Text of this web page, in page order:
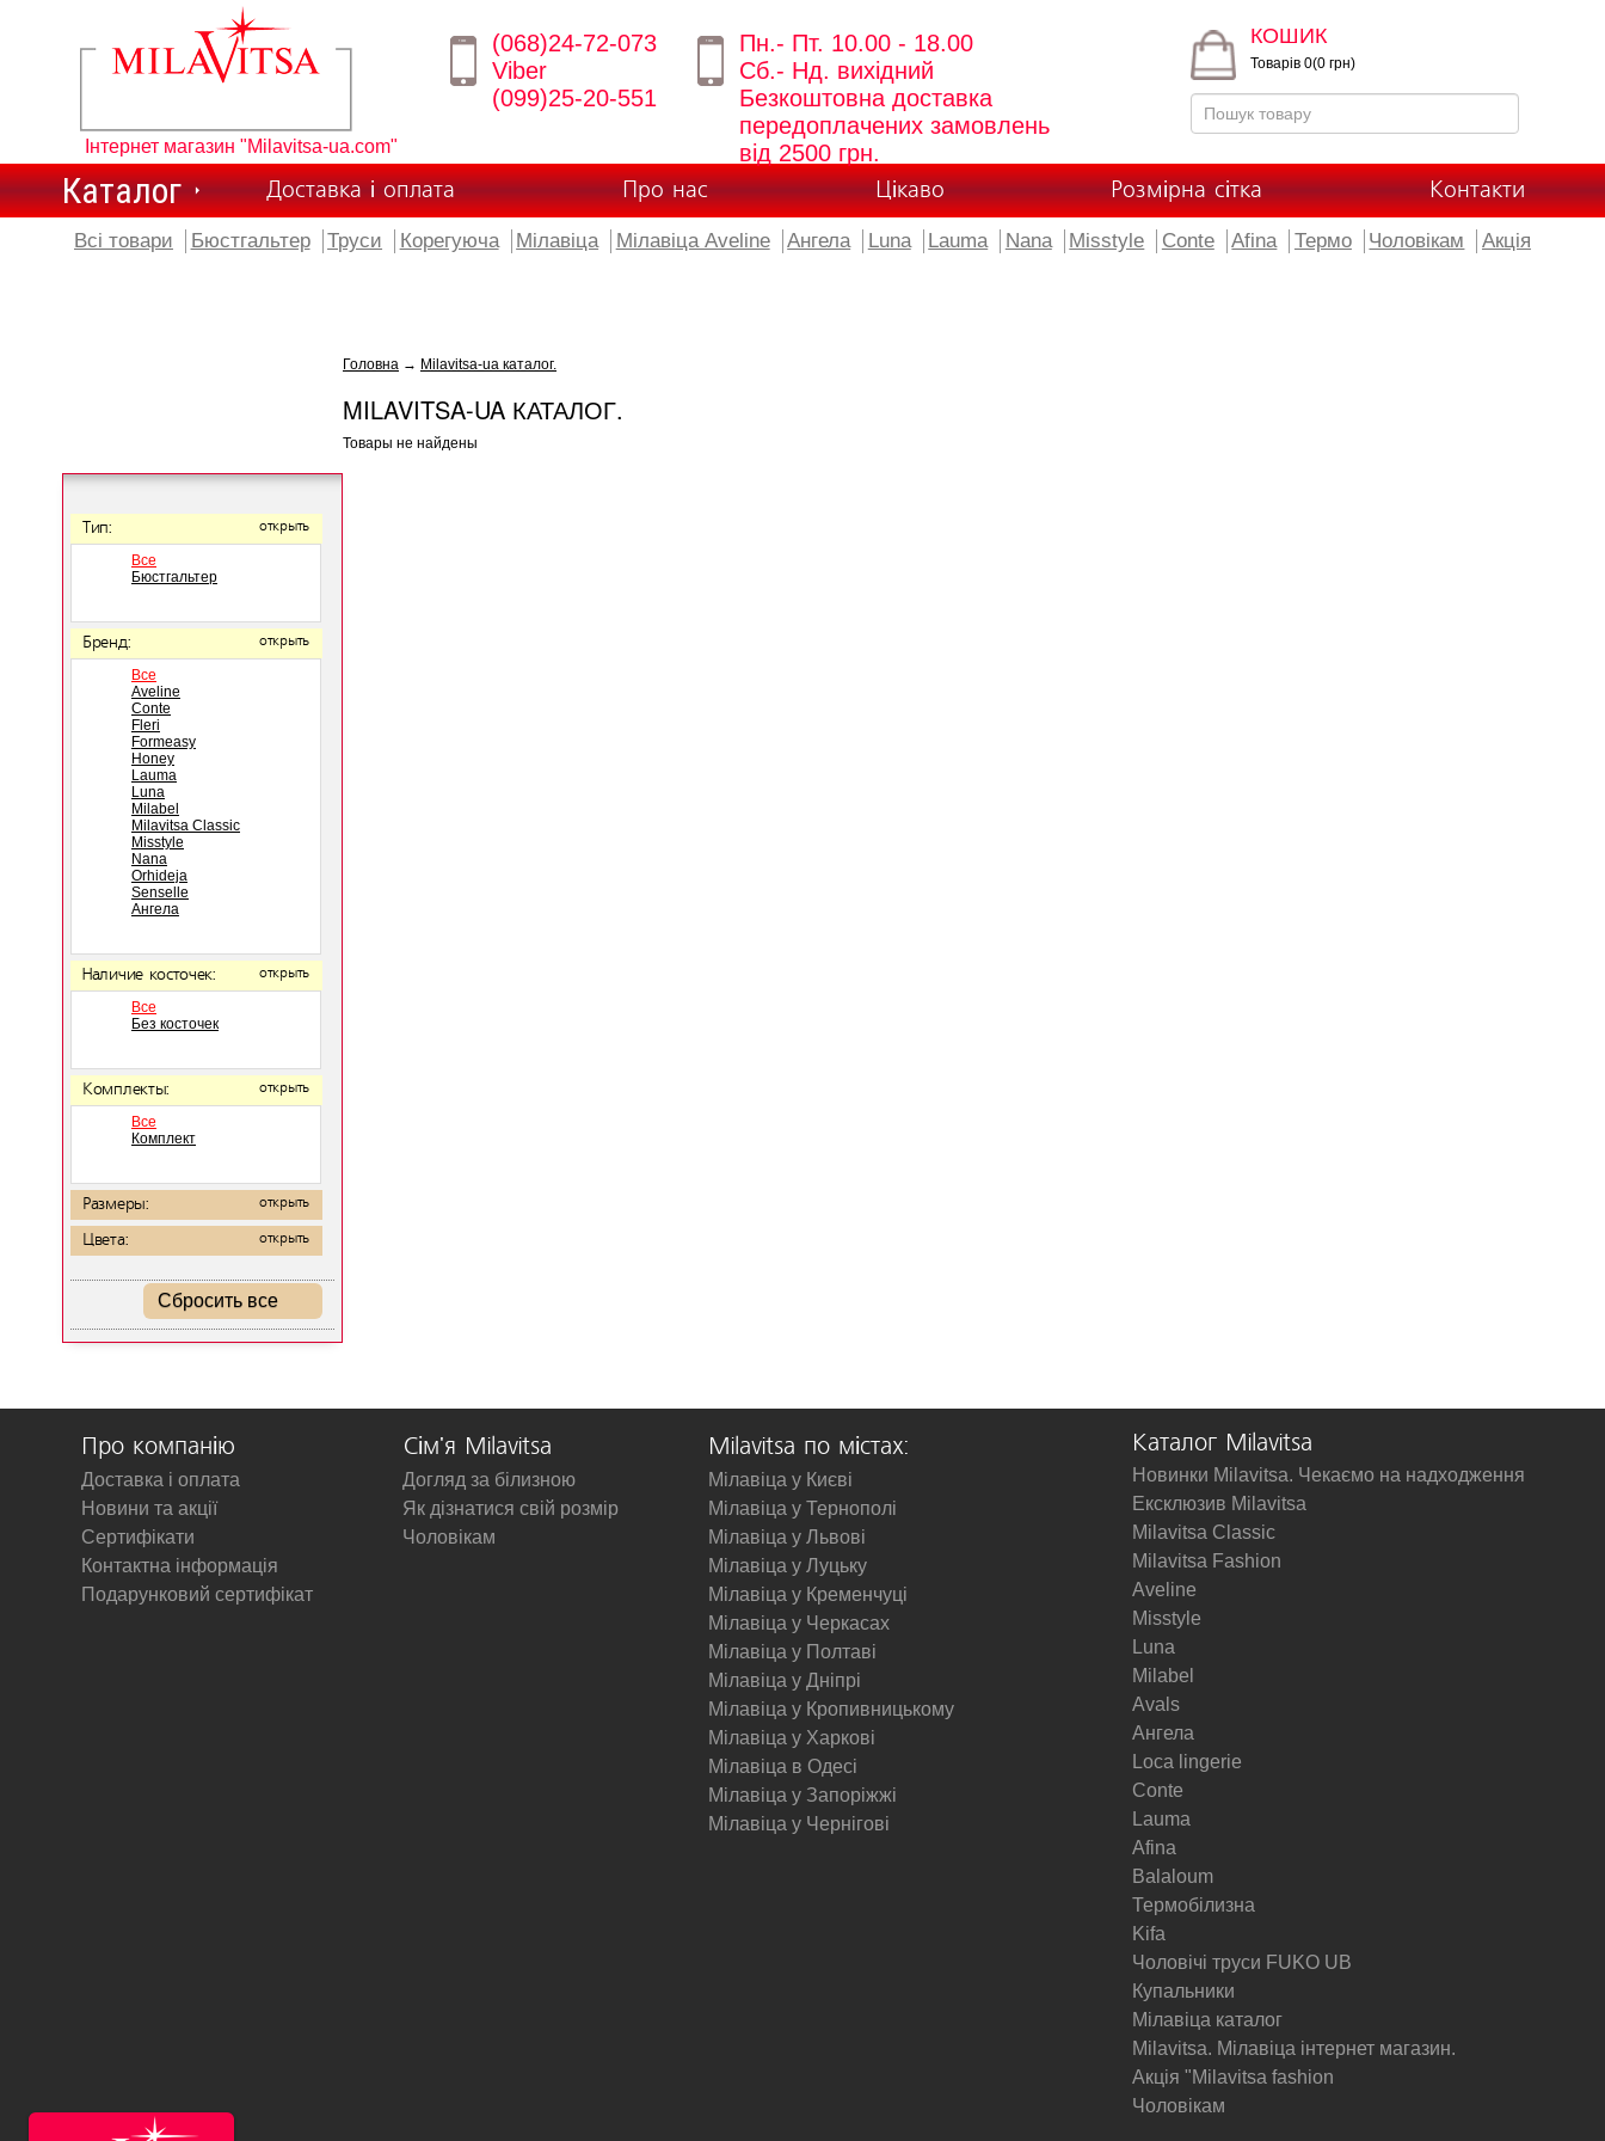
Інтернет магазин "Milavitsa-ua.com"
(068)24-72-073
Viber
(099)25-20-551
Пн.- Пт. 10.00 - 18.00
Сб.- Нд. вихідний
Безкоштовна доставка
передоплачених замовлень
від 2500 грн.
КОШИК
Товарів 0(0 грн)
Каталог Доставка і оплата Про нас Цікаво Розмірна сітка Контакти
Всі товари Бюстгальтер Труси Корегуюча Мілавіца Мілавіца Aveline Ангела Luna Lauma Nana Misstyle Conte Afina Термо Чоловікам Акція
Тип: открыть
Все
Бюстгальтер
Бренд: открыть
Все
Aveline
Conte
Fleri
Formeasy
Honey
Lauma
Luna
Milabel
Milavitsa Classic
Misstyle
Nana
Orhideja
Senselle
Ангела
Наличие косточек: открыть
Все
Без косточек
Комплекты: открыть
Все
Комплект
Размеры: открыть
Цвета: открыть
Сбросить все
Головна → Milavitsa-ua каталог.
MILAVITSA-UA КАТАЛОГ.
Товары не найдены
Про компанію
Доставка і оплата
Новини та акції
Сертифікати
Контактна інформація
Подарунковий сертифікат
Сім'я Milavitsa
Догляд за білизною
Як дізнатися свій розмір
Чоловікам
Milavitsa по містах:
Мілавіца у Києві
Мілавіца у Тернополі
Мілавіца у Львові
Мілавіца у Луцьку
Мілавіца у Кременчуці
Мілавіца у Черкасах
Мілавіца у Полтаві
Мілавіца у Дніпрі
Мілавіца у Кропивницькому
Мілавіца у Харкові
Мілавіца в Одесі
Мілавіца у Запоріжжі
Мілавіца у Чернігові
Каталог Milavitsa
Новинки Milavitsa. Чекаємо на надходження
Ексклюзив Milavitsa
Milavitsa Classic
Milavitsa Fashion
Aveline
Misstyle
Luna
Milabel
Avals
Ангела
Loca lingerie
Conte
Lauma
Afina
Balaloum
Термобілизна
Kifa
Чоловічі труси FUKO UB
Купальники
Мілавіца каталог
Milavitsa. Мілавіца інтернет магазин.
Акція "Milavitsa fashion
Чоловікам